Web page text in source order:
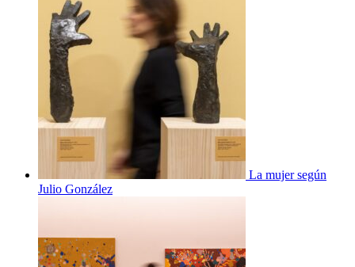
La mujer según
Julio González